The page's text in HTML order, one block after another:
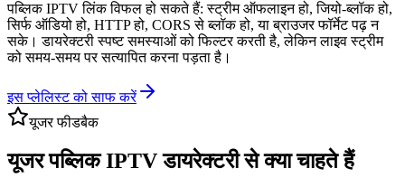
पब्लिक IPTV लिंक विफल हो सकते हैं: स्ट्रीम ऑफलाइन हो, जियो-ब्लॉक हो,
सिर्फ ऑडियो हो, HTTP हो, CORS से ब्लॉक हो, या ब्राउजर फॉर्मेट पढ़ न
सके। डायरेक्टरी स्पष्ट समस्याओं को फिल्टर करती है, लेकिन लाइव स्ट्रीम
को समय-समय पर सत्यापित करना पड़ता है।
इस प्लेलिस्ट को साफ करें
यूजर फीडबैक
यूजर पब्लिक IPTV डायरेक्टरी से क्या चाहते हैं